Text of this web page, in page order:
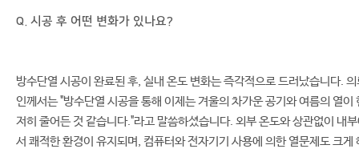
Q. 시공 후 어떤 변화가 있나요?
방수단열 시공이 완료된 후, 실내 온도 변화는 즉각적으로 드러났습니다. 의
인께서는 "방수단열 시공을 통해 이제는 겨울의 차가운 공기와 여름의 열이
저히 줄어든 것 같습니다."라고 말씀하셨습니다. 외부 온도와 상관없이 내
서 쾌적한 환경이 유지되며, 컴퓨터와 전자기기 사용에 의한 열문제도 크게